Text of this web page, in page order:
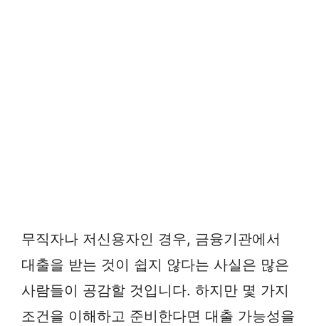
무직자나 저신용자인 경우, 금융기관에서
대출을 받는 것이 쉽지 않다는 사실은 많은
사람들이 공감할 것입니다. 하지만 몇 가지
조건을 이해하고 준비한다면 대출 가능성을